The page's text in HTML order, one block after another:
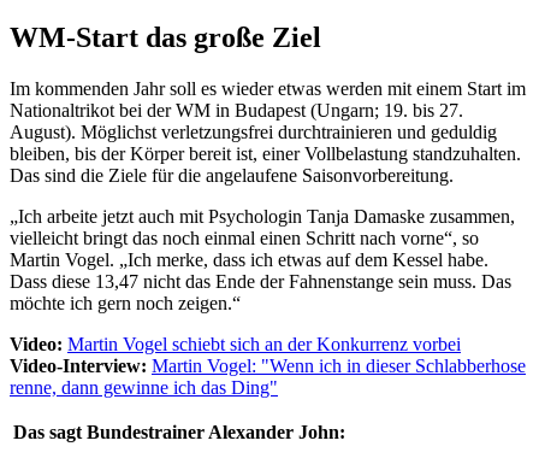
WM-Start das große Ziel
Im kommenden Jahr soll es wieder etwas werden mit einem Start im
Nationaltrikot bei der WM in Budapest (Ungarn; 19. bis 27.
August). Möglichst verletzungsfrei durchtrainieren und geduldig
bleiben, bis der Körper bereit ist, einer Vollbelastung standzuhalten.
Das sind die Ziele für die angelaufene Saisonvorbereitung.
„Ich arbeite jetzt auch mit Psychologin Tanja Damaske zusammen,
vielleicht bringt das noch einmal einen Schritt nach vorne“, so
Martin Vogel. „Ich merke, dass ich etwas auf dem Kessel habe.
Dass diese 13,47 nicht das Ende der Fahnenstange sein muss. Das
möchte ich gern noch zeigen.“
Video: Martin Vogel schiebt sich an der Konkurrenz vorbei
Video-Interview: Martin Vogel: "Wenn ich in dieser Schlabberhose
renne, dann gewinne ich das Ding"
Das sagt Bundestrainer Alexander John: